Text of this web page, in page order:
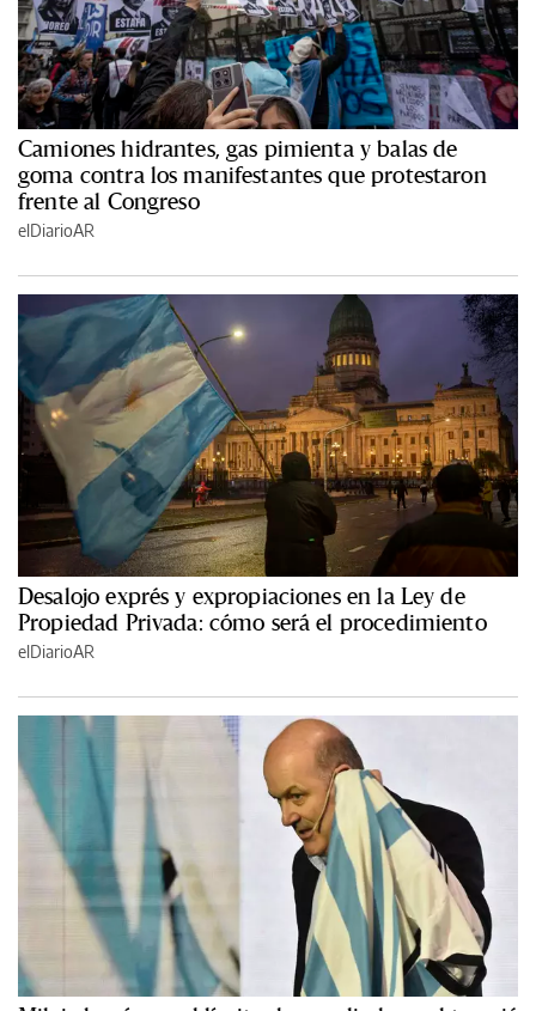
Camiones hidrantes, gas pimienta y balas de
goma contra los manifestantes que protestaron
frente al Congreso
elDiarioAR
Desalojo exprés y expropiaciones en la Ley de
Propiedad Privada: cómo será el procedimiento
elDiarioAR